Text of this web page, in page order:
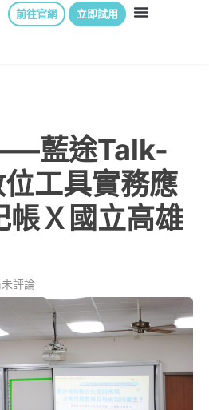
前往官網 立即試用
藍途Talk-
工具實務應
帳Ｘ國立高雄
未評論